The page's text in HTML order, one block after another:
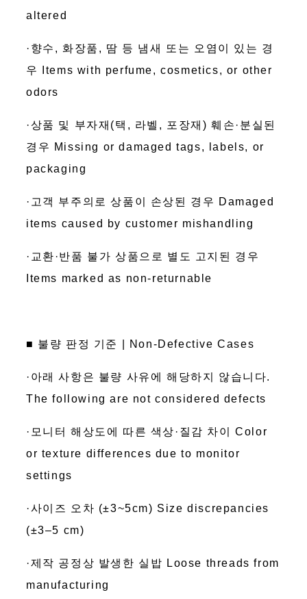
altered
·향수, 화장품, 땀 등 냄새 또는 오염이 있는 경
우 Items with perfume, cosmetics, or other
odors
·상품 및 부자재(택, 라벨, 포장재) 훼손·분실된
경우 Missing or damaged tags, labels, or
packaging
·고객 부주의로 상품이 손상된 경우 Damaged
items caused by customer mishandling
·교환·반품 불가 상품으로 별도 고지된 경우
Items marked as non-returnable
■ 불량 판정 기준 | Non-Defective Cases
·아래 사항은 불량 사유에 해당하지 않습니다.
The following are not considered defects
·모니터 해상도에 따른 색상·질감 차이 Color
or texture differences due to monitor
settings
·사이즈 오차 (±3~5cm) Size discrepancies
(±3–5 cm)
·제작 공정상 발생한 실밥 Loose threads from
manufacturing